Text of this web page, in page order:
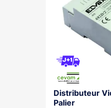
Distributeur
Palier